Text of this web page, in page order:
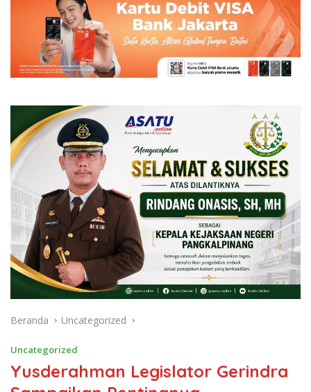
Beranda Uncategorized
Uncategorized
Yusderahman Legislator Gerindra